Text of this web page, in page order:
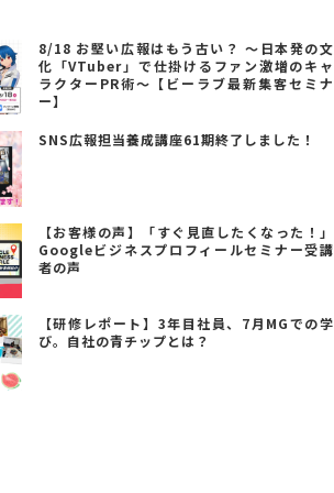
8/18 お堅い広報はもう古い？ ～日本発の文
化「VTuber」で仕掛けるファン激増のキャ
ラクターPR術～【ビーラブ最新集客セミナ
ー】
SNS広報担当養成講座61期終了しました！
【お客様の声】「すぐ見直したくなった！」
Googleビジネスプロフィールセミナー受講
者の声
【研修レポート】3年目社員、7月MGでの学
び。自社の青チップとは？